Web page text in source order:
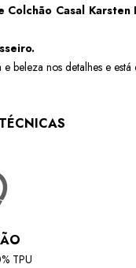
Colchão Casal Karsten
beleza nos detalhes e está
TPU